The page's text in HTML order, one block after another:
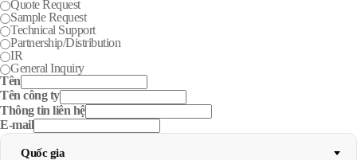
Quote Request
Sample Request
Technical Support
Partnership/Distribution
IR
General Inquiry
Tên
Tên công ty
Thông tin liên hệ
E-mail
Quốc gia